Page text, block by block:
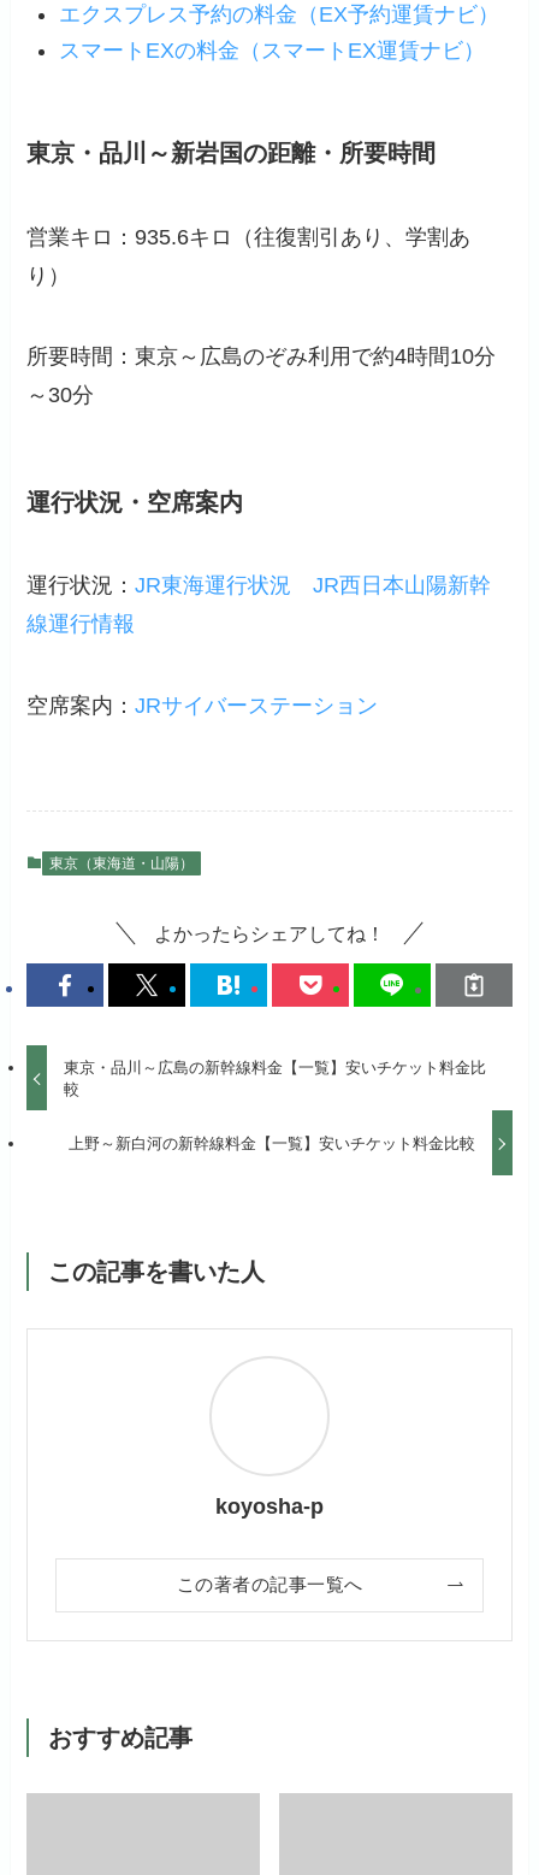
エクスプレス予約の料金（EX予約運賃ナビ）
スマートEXの料金（スマートEX運賃ナビ）
東京・品川～新岩国の距離・所要時間
営業キロ：935.6キロ（往復割引あり 、学割あ
り）
所要時間：東京～広島のぞみ利用で約4時間10分
～30分
運行状況・空席案内
運行状況：JR東海運行状況
JR西日本山陽新幹
線運行情報
空席案内：JRサイバーステーション
東京（東海道・山陽）
よかったらシェアしてね！
東京・品川～広島の新幹線料金【一覧】安いチケット料金比
較
上野～新白河の新幹線料金【一覧】安いチケット料金比較
この記事を書いた人
koyosha-p
この著者の記事一覧へ
おすすめ記事